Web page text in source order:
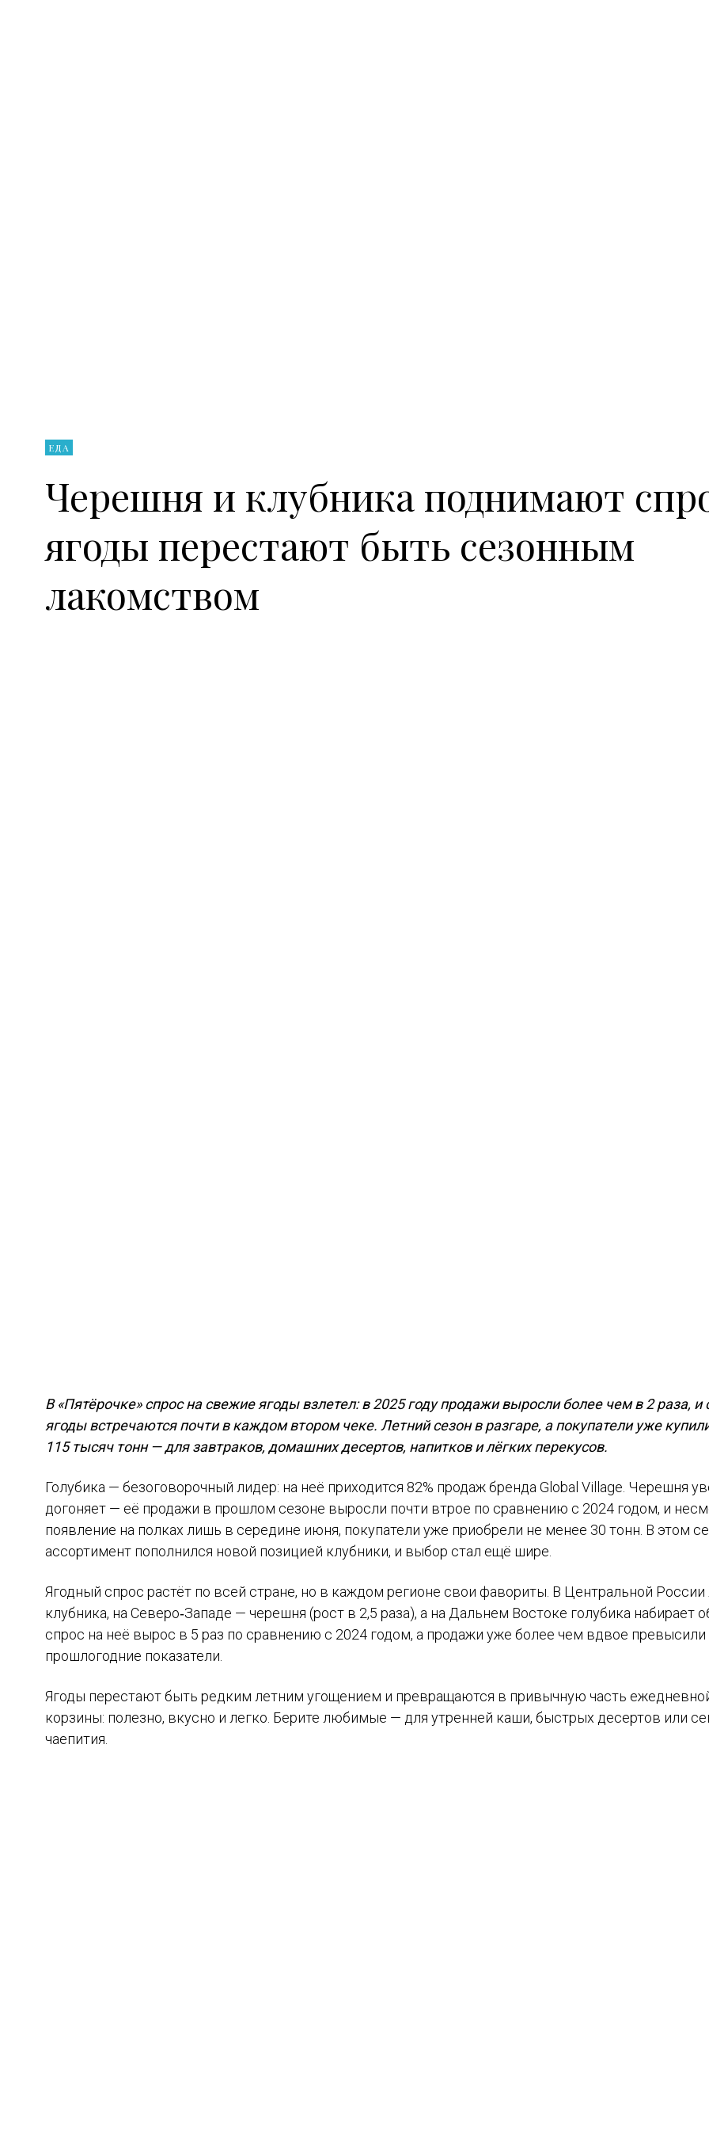
ЕДА
Черешня и клубника поднимают
ягоды перестают быть сезонным
лакомством
В «Пятёрочке» спрос на свежие ягоды взлетел: в 2025 году продажи выросли более чем в 2 раза, и
ягоды встречаются почти в каждом втором чеке. Летний сезон в разгаре, а покупатели уже
115 тысяч тонн — для завтраков, домашних десертов, напитков и лёгких перекусов.
Голубика — безоговорочный лидер: на неё приходится 82% продаж бренда Global Village. Черешня
догоняет — её продажи в прошлом сезоне выросли почти втрое по сравнению с 2024 годом, и
появление на полках лишь в середине июня, покупатели уже приобрели не менее 30 тонн. В этом
ассортимент пополнился новой позицией клубники, и выбор стал ещё шире.
Ягодный спрос растёт по всей стране, но в каждом регионе свои фавориты. В Центральной России
клубника, на Северо‑Западе — черешня (рост в 2,5 раза), а на Дальнем Востоке голубика набирает
спрос на неё вырос в 5 раз по сравнению с 2024 годом, а продажи уже более чем вдвое превысили
прошлогодние показатели.
Ягоды перестают быть редким летним угощением и превращаются в привычную часть
корзины: полезно, вкусно и легко. Берите любимые — для утренней каши, быстрых десертов или
чаепития.